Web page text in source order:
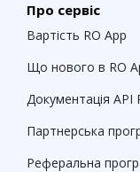
Про сервіс
Вартість RO App
Що нового в RO
Документація API
Партнерська
Реферальна